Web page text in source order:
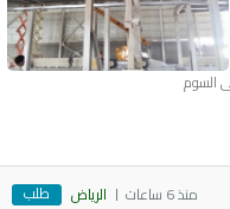
السوم
منذ 6 ساعات الرياض طلب